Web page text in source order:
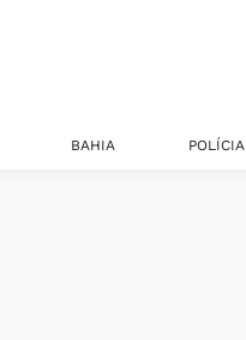
BAHIA POLÍCIA